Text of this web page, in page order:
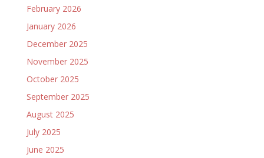
February 2026
January 2026
December 2025
November 2025
October 2025
September 2025
August 2025
July 2025
June 2025